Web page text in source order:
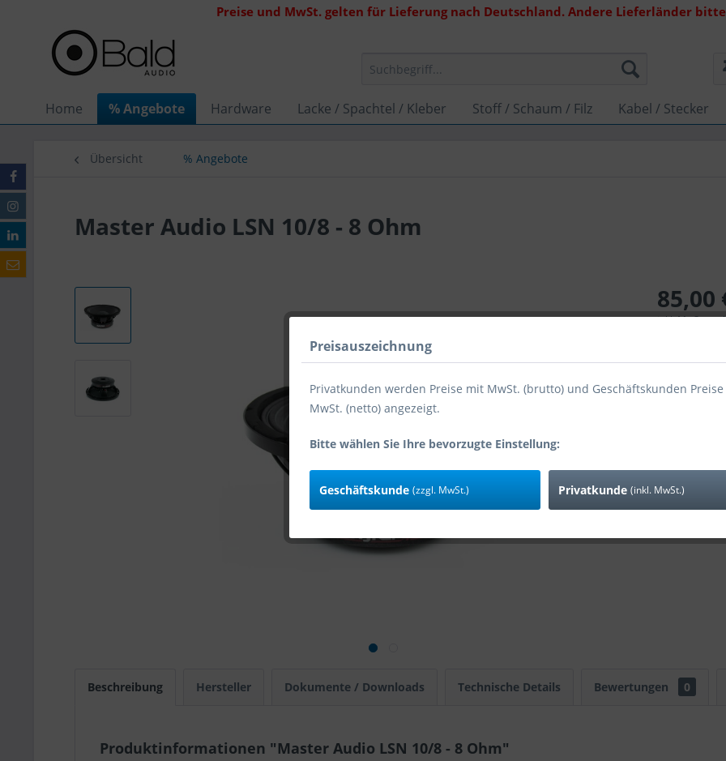
Preise und MwSt. gelten für Lieferung nach Deutschland. Andere Lieferländer
Home % Angebote Hardware Lacke / Spachtel / Kleber Stoff / Schaum / Filz Kabel / Stecker
Übersicht % Angebote
Master Audio LSN 10/8 - 8 Ohm
85,00
inkl. MwSt.
Lieferzeit
Beschreibung Hersteller Dokumente / Downloads Technische Details Bewertungen 0
Produktinformationen "Master Audio LSN 10/8 - 8 Ohm"
Preisauszeichnung
Privatkunden werden Preise mit MwSt. (brutto) und Geschäftskunden
MwSt. (netto) angezeigt.
Bitte wählen Sie Ihre bevorzugte Einstellung:
Geschäftskunde (zzgl. MwSt.) Privatkunde (inkl. MwSt.)